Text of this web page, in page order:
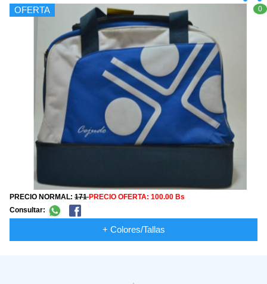
OFERTA
PRECIO NORMAL: 171PRECIO OFERTA: 100.00 Bs
Consultar:
+ Colores/Tallas
0